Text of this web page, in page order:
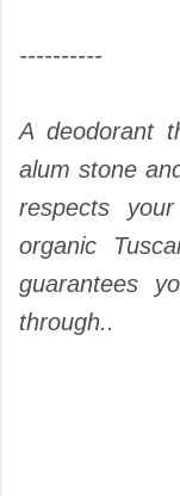
----------
A deodorant
alum stone
respects
organic
guarantees
through..